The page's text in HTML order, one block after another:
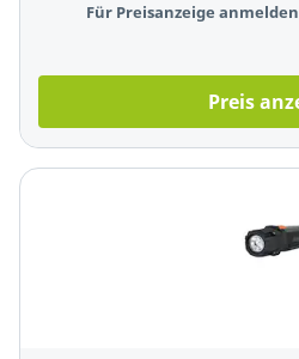
Für Preisanzeige
Preis